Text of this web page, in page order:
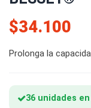
$34.100
Prolonga la
36 unidades